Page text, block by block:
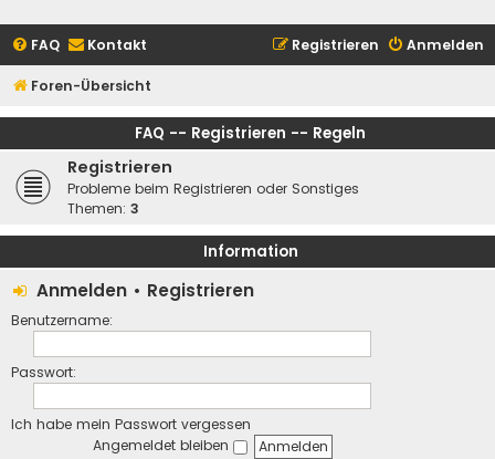
FAQ Kontakt Anmelden
Registrieren
Foren-Übersicht
FAQ -- Registrieren -- Regeln
Registrieren
Probleme beim Registrieren oder Sonstiges
Themen: 3
Information
Anmelden • Registrieren
Benutzername:
Passwort:
Ich habe mein Passwort vergessen
Angemeldet bleiben